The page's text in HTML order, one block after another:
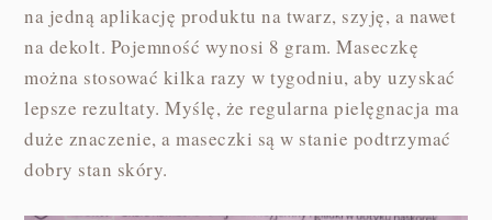
na jedną aplikację produktu na twarz, szyję, a nawet
na dekolt. Pojemność wynosi 8 gram. Maseczkę
można stosować kilka razy w tygodniu, aby uzyskać
lepsze rezultaty. Myślę, że regularna pielęgnacja ma
duże znaczenie, a maseczki są w stanie podtrzymać
dobry stan skóry.